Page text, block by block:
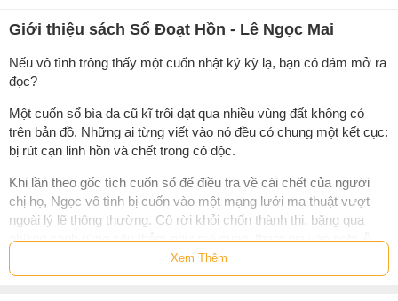
Giới thiệu sách Sổ Đoạt Hồn - Lê Ngọc Mai
Nếu vô tình trông thấy một cuốn nhật ký kỳ lạ, bạn có dám mở ra
đọc?
Một cuốn sổ bìa da cũ kĩ trôi dạt qua nhiều vùng đất không có
trên bản đồ. Những ai từng viết vào nó đều có chung một kết cục:
bị rút cạn linh hồn và chết trong cô độc.
Khi lần theo gốc tích cuốn sổ để điều tra về cái chết của người
chị họ, Ngọc vô tình bị cuốn vào một mạng lưới ma thuật vượt
ngoài lý lẽ thông thường. Cô rời khỏi chốn thành thị, băng qua
những cánh rừng sâu thẳm như mê cung, tham gia vào nghi lễ
trừ tà với những tinh thể kỳ lạ và những ký tự bí ẩn - nơi mà linh
hồn người chết trở thành một dạng năng lượng bị thu giữ, phân rã
Xem Thêm